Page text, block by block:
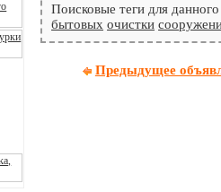
Поисковые теги для
бытовых очистки
Предыдущее